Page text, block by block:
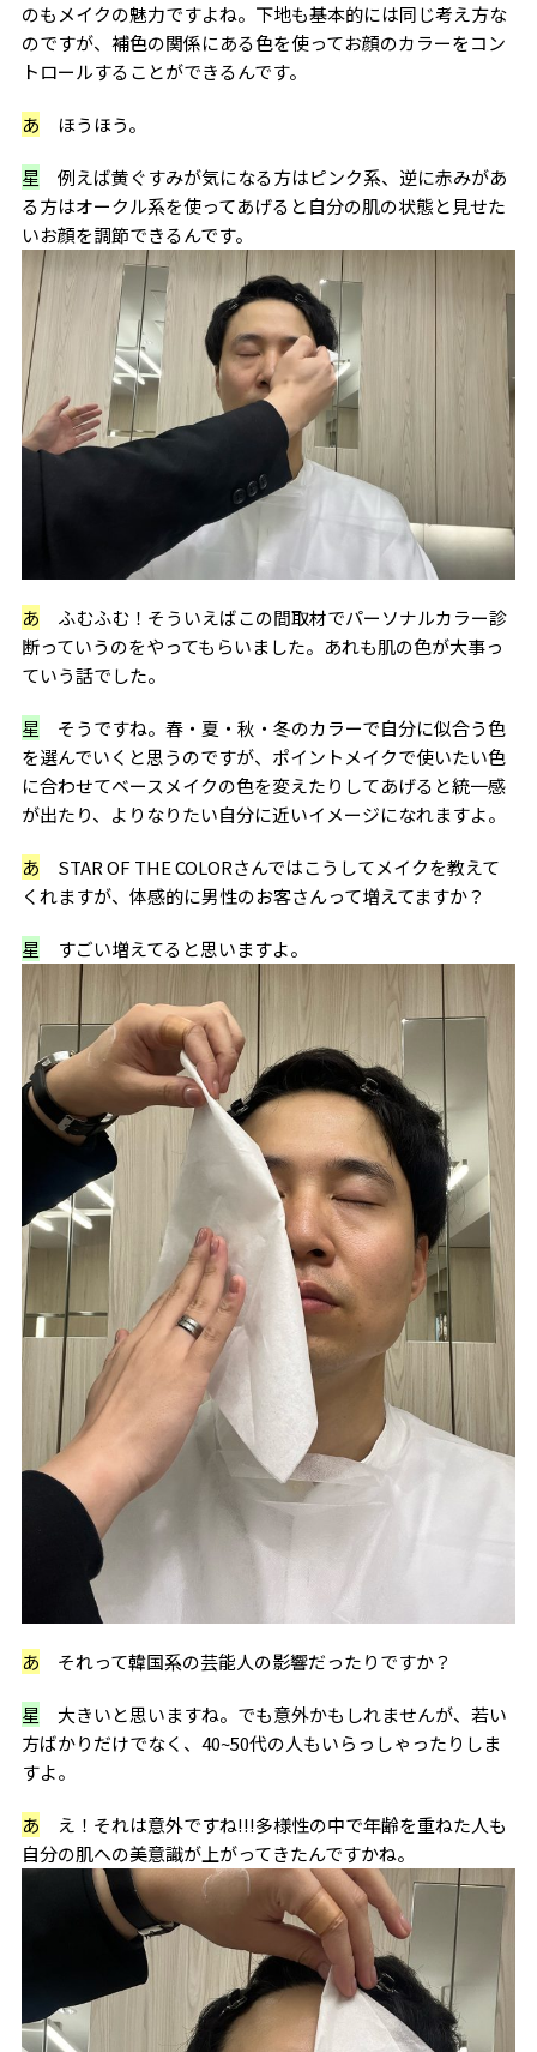
のもメイクの魅力ですよね。下地も基本的には同じ考え方な
のですが、補色の関係にある色を使ってお顔のカラーをコン
トロールすることができるんです。
あ ほうほう。
星 例えば黄ぐすみが気になる方はピンク系、逆に赤みがあ
る方はオークル系を使ってあげると自分の肌の状態と見せた
いお顔を調節できるんです。
あ ふむふむ！そういえばこの間取材でパーソナルカラー診
断っていうのをやってもらいました。あれも肌の色が大事っ
ていう話でした。
星 そうですね。春・夏・秋・冬のカラーで自分に似合う色
を選んでいくと思うのですが、ポイントメイクで使いたい色
に合わせてベースメイクの色を変えたりしてあげると統一感
が出たり、よりなりたい自分に近いイメージになれますよ。
あ STAR OF THE COLORさんではこうしてメイクを教えて
くれますが、体感的に男性のお客さんって増えてますか？
星 すごい増えてると思いますよ。
あ それって韓国系の芸能人の影響だったりですか？
星 大きいと思いますね。でも意外かもしれませんが、若い
方ばかりだけでなく、40~50代の人もいらっしゃったりしま
すよ。
あ え！それは意外ですね!!!多様性の中で年齢を重ねた人も
自分の肌への美意識が上がってきたんですかね。